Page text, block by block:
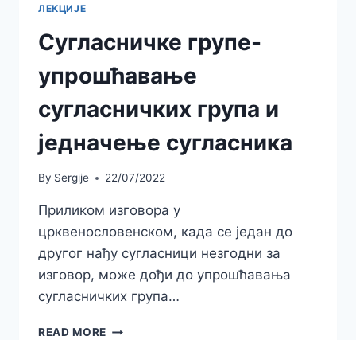
ЛЕКЦИЈЕ
Сугласничке групе-
упрошћавање
сугласничких група и
једначење сугласника
By Sergije 22/07/2022
Приликом изговора у
црквенословенском, када се један до
другог нађу сугласници незгодни за
изговор, може дођи до упрошћавања
сугласничких група…
READ MORE СУГЛАСНИЧКЕ